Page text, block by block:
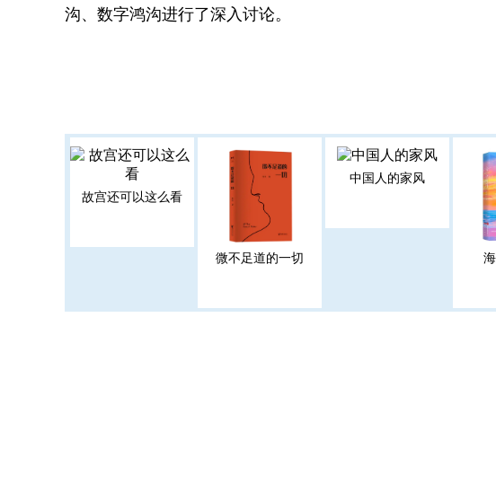
沟、数字鸿沟进行了深入讨论。
故宫还可以这么看
微不足道的一切
中国人的家风